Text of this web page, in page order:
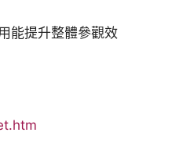
能提升整體參觀效